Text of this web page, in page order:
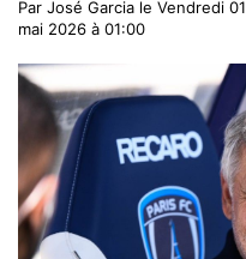
Par José Garcia le Vendredi 01
mai 2026 à 01:00